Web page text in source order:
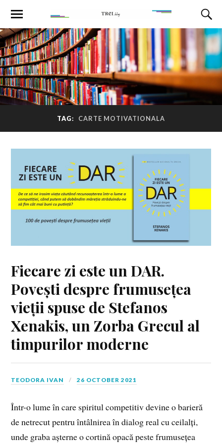
TAG: CARTE MOTIVATIONALA
Fiecare zi este un DAR.
Povești despre frumusețea
vieții spuse de Stefanos
Xenakis, un Zorba Grecul al
timpurilor moderne
TEODORA IVAN 26 OCTOBER 2021
Într-o lume în care spiritul competitiv devine o barieră
de netrecut pentru întâlnirea în dialog real cu ceilalți,
unde graba așterne o cortină opacă peste frumusețea